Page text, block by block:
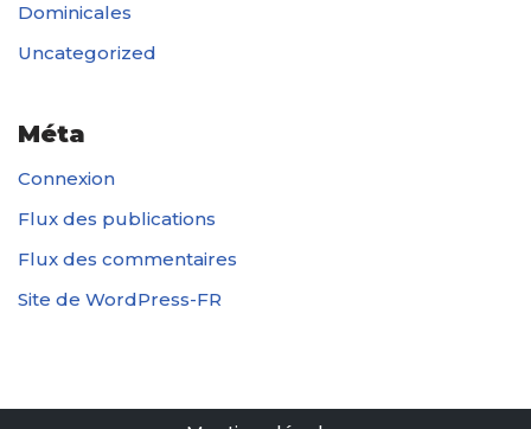
Dominicales
Uncategorized
Méta
Connexion
Flux des publications
Flux des commentaires
Site de WordPress-FR